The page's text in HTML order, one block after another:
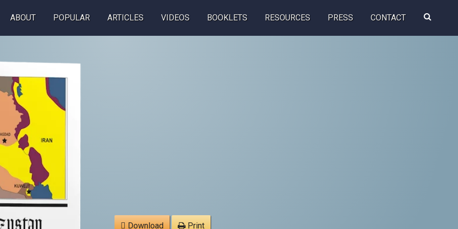
ABOUT POPULAR ARTICLES VIDEOS BOOKLETS RESOURCES PRESS CONTACT
Search
this
Download Print